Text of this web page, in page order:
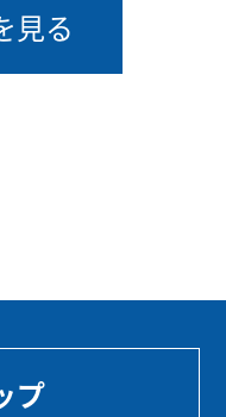
見る
プ